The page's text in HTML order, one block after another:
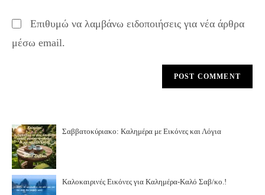
Επιθυμώ να λαμβάνω ειδοποιήσεις για νέα άρθρα
μέσω email.
Σαββατοκύριακο: Καλημέρα με Εικόνες και Λόγια
Καλοκαιρινές Εικόνες για Καλημέρα-Καλό Σαβ/κο.!